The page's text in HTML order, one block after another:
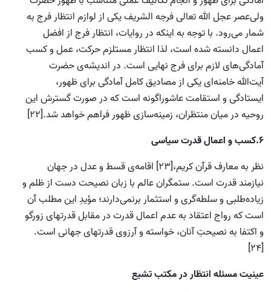
ولی‌عصر عجل الله تعالی فرجه الشریف یکی از لوازم انتظار فرج به
شمار می‌رود. با توجه به اینکه در روایات، انتظار فرج از افضل
اعمال دانسته شده است، لذا انتظار مستلزم حرکت، عمل و کسب
آمادگی‌های لازم برای فرج نهایی است. در اندیشه‌ی حضرت
آیت‌الله خامنه‌ای یکی از مصادیق کامل آمادگی برای ظهور،
ایستادگی و استقامت عاشوراگونه است که در صورت گسترش این
روحیه در میان منتظران، زمینه‌سازی ظهور فراهم خواهد شد.[22]
6.کسب و اعمال قدرت سیاسی
نظر به معارف قرآن کریم،[23] اقامه‌ی قسط و عدل در جهان
نیازمند قدرت است. ستمگران عالم با زبان نصیحت دست از ظلم و
زیاده‌طلبی و سلطه‌گری و استثمار برنمی‌دارند؛ مؤیدِ این مطلب آن
است که رواج اعتقاد به عدم اعمال قدرت در مقابل قدرتهای زورگو
و اکتفا به نصیحتِ آنان، خواسته و آرزوی قدرتهای جهانی است.
[24]
عینیت مسئله انتظار در مکتب تشیع